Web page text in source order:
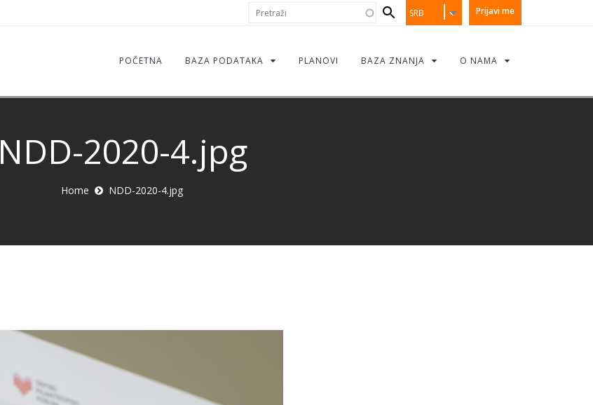
Prijavi me
SRB
Search
form
POČETNA BAZA PODATAKA PLANOVI BAZA ZNANJA O NAMA
NDD-2020-4.jpg
Home NDD-2020-4.jpg